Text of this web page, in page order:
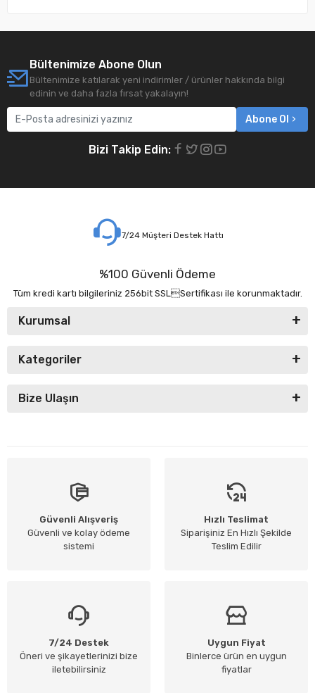
Bültenimize Abone Olun
Bültenimize katılarak yeni indirimler / ürünler hakkında bilgi
edinin ve daha fazla fırsat yakalayın!
Abone Ol
Bizi Takip Edin:
7/24 Müşteri Destek Hattı
%100 Güvenli Ödeme
Tüm kredi kartı bilgileriniz 256bit SSLSertifikası ile korunmaktadır.
Kurumsal
Kategoriler
Bize Ulaşın
Güvenli Alışveriş
Güvenli ve kolay ödeme
sistemi
Hızlı Teslimat
Siparişiniz En Hızlı Şekilde
Teslim Edilir
7/24 Destek
Öneri ve şikayetlerinizi bize
iletebilirsiniz
Uygun Fiyat
Binlerce ürün en uygun
fiyatlar